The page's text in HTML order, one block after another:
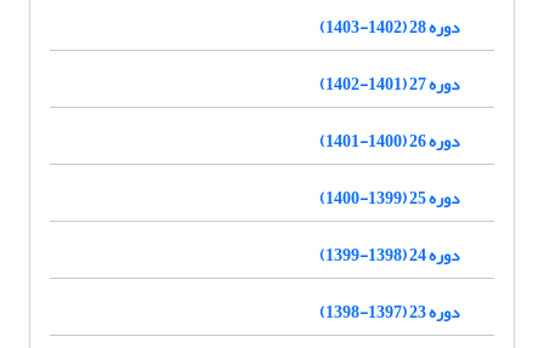
دوره 28 (1402-1403)
دوره 27 (1401-1402)
دوره 26 (1400-1401)
دوره 25 (1399-1400)
دوره 24 (1398-1399)
دوره 23 (1397-1398)